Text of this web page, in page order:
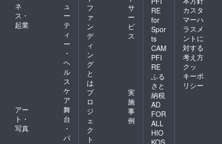
ネ
ス・
起業
ュ
ー
テ
ィ
ー
・
ヘ
ル
ス
ケ
ア
アー
ト・
写真
舞
台
・
パ
フ
ァ
ン
デ
ィ
ン
グ
と
は
サ
ー
ビ
ス
プ
ロ
ジ
ェ
ク
ト
実
施
事
例
RE
for
Spor
ts
CAM
PFI
RE
ふる
さと
納税
AD
FOR
ALL
HIO
KOS
カスタ
マーハ
ラスメ
ントに
対する
考え方
クッ
キーポ
リシー